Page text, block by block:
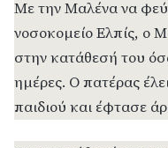
Με την Μαλένα να
νοσοκομείο Ελπίς, ο
στην κατάθεσή του
ημέρες. Ο πατέρας
παιδιού και έφτασε